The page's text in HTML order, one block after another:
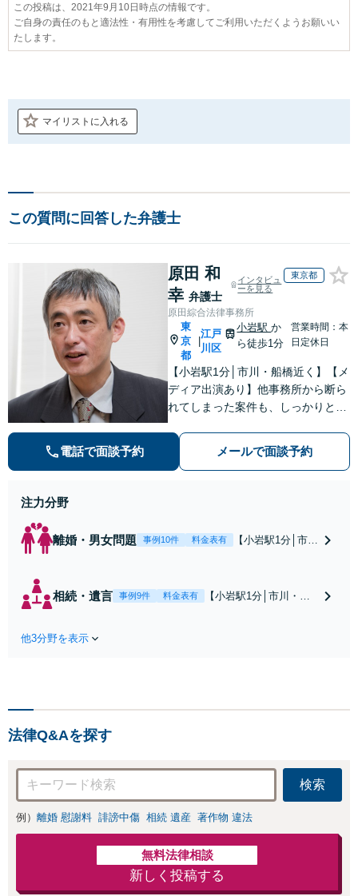
この投稿は、2021年9月10日時点の情報です。
ご自身の責任のもと適法性・有用性を考慮してご利用いただくようお願いい
たします。
マイリストに入れる
この質問に回答した弁護士
原田 和
幸 弁護士
インタビュ
ーを見る
東京都
原田綜合法律事務所
東
京
都
|
江戸
川区
小岩駅か
ら徒歩1分
営業時間：本
日定休日
【小岩駅1分│市川・船橋近く】【メ
ディア出演あり】他事務所から断ら
れてしまった案件も、しっかりと面
【解決実績約1000件】豊富な離婚調
停・裁判実績あり【不動産業界出
電話で面談予約 メールで面談予約
注力分野
離婚・男女問題 事例10件 料金表有
【小岩駅1分│市
回避、裁判提起前
の和解、子の認知
相続・遺言 事例9件 料金表有
【小岩駅1分│市川・船
しい地域の皆さまも、
休日対応可】
他3分野を表示
法律Q&Aを探す
検索
例） 離婚 慰謝料 誹謗中傷 相続 遺産 著作物 違法
無料法律相談
新しく投稿する